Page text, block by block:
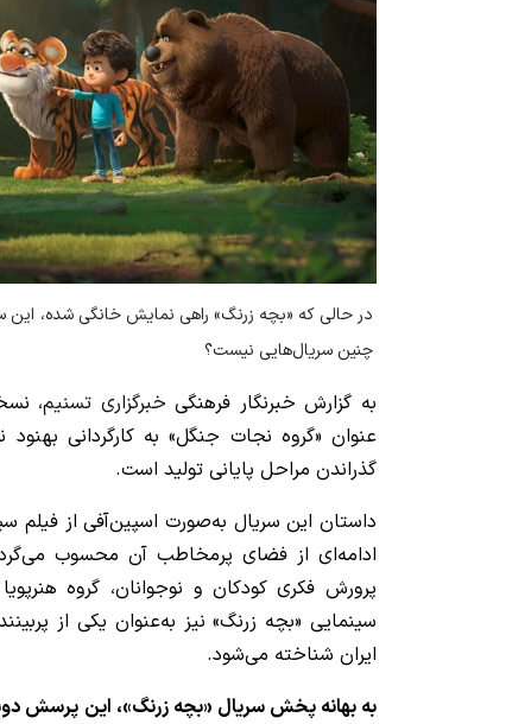
در حالی که «بچه زرنگ» راهی نمایش خانگی شده، این
چنین سریال‌هایی نیست؟
به گزارش خبرنگار فرهنگی خبرگزاری تسنیم،
عنوان «گروه نجات جنگل» به کارگردانی
گذراندن مراحل پایانی تولید است.
داستان این سریال به‌صورت اسپین‌آفی از فیلم
ادامه‌ای از فضای پرمخاطب آن محسوب
پرورش فکری کودکان و نوجوانان، گروه
سینمایی «بچه زرنگ» نیز به‌عنوان یکی از
ایران شناخته می‌شود.
به بهانه پخش سریال «بچه زرنگ»، این پرسش